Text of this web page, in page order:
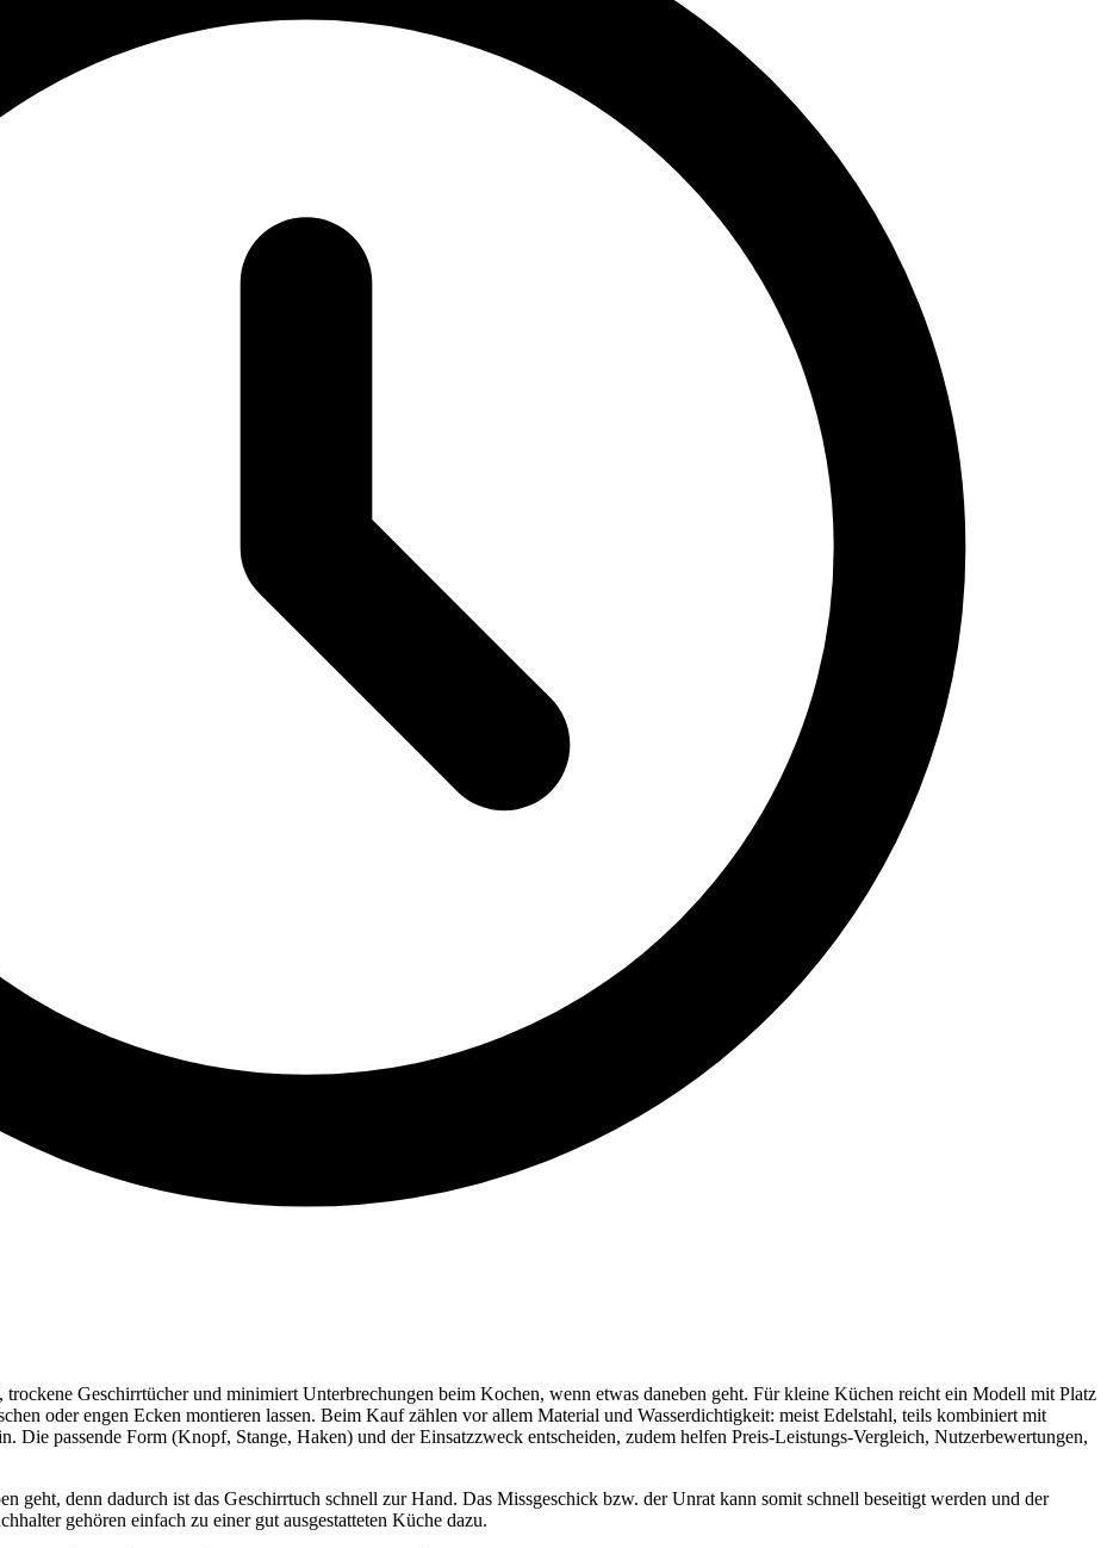
Geschirrtücher und minimiert Unterbrechungen beim Kochen, wenn etwas daneben geht. Für kleine Küchen reicht ein Modell mit Platz
oder engen Ecken montieren lassen. Beim Kauf zählen vor allem Material und Wasserdichtigkeit: meist Edelstahl, teils kombiniert mit
Die passende Form (Knopf, Stange, Haken) und der Einsatzzweck entscheiden, zudem helfen Preis-Leistungs-Vergleich, Nutzerbewertungen,
geht, denn dadurch ist das Geschirrtuch schnell zur Hand. Das Missgeschick bzw. der Unrat kann somit schnell beseitigt werden und der
gehören einfach zu einer gut ausgestatteten Küche dazu.